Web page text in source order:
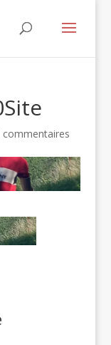
commentaires